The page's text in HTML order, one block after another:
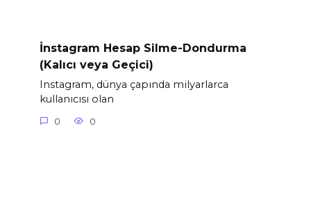
İnstagram Hesap Silme-Dondurma
(Kalıcı veya Geçici)
Instagram, dünya çapında milyarlarca
kullanıcısı olan
0 0